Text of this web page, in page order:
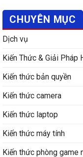
CHUYÊN MỤC
Dịch vụ
Kiến Thức & Giải Pháp
Kiến thức bản quyền
Kiến thức camera
Kiến thức laptop
Kiến thức máy tính
Kiến thức phòng game